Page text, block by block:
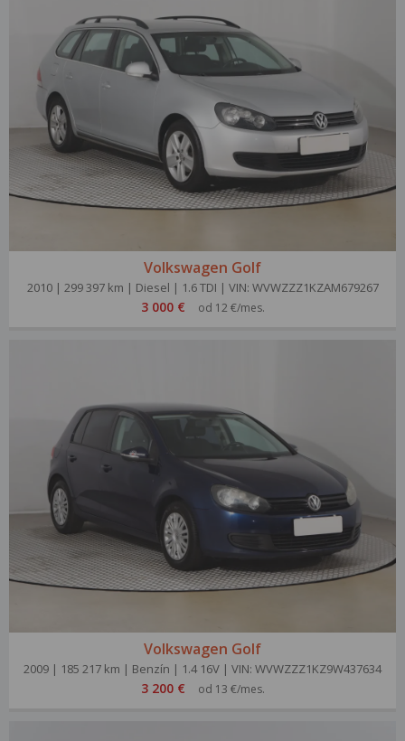
Volkswagen Golf
2010 | 299 397 km | Diesel | 1.6 TDI | VIN: WVWZZZ1KZAM679267
3 000 € od 12 €/mes.
Volkswagen Golf
2009 | 185 217 km | Benzín | 1.4 16V | VIN: WVWZZZ1KZ9W437634
3 200 € od 13 €/mes.